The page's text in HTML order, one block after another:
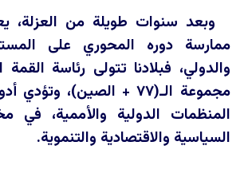
وبعد سنوات طويلة من العزلة،
ممارسة دوره المحوري على
والدولي، فبلادنا تتولى رئاسة القمة
مجموعة الـ(٧٧+ الصين)، وتؤدي
المنظمات الدولية والأممية، في
السياسية والاقتصادية والتنموية.